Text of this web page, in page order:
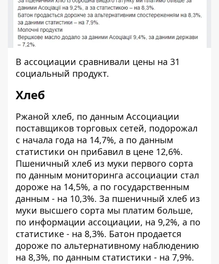
В ассоциации сравнивали цены на 31
социальный продукт.
Хлеб
Ржаной хлеб, по данным Ассоциации
поставщиков торговых сетей, подорожал
с начала года на 14,7%, а по данным
статистики он прибавил в цене 12,6%.
Пшеничный хлеб из муки первого сорта
по данным мониторинга ассоциации стал
дороже на 14,5%, а по государственным
данным - на 10,3%. За пшеничный хлеб из
муки высшего сорта мы платим больше,
по информации ассоциации, на 9,2%, а по
статистике - на 8,3%. Батон продается
дороже по альтернативному наблюдению
на 8,3%, по данным статистики - на 7,9%.